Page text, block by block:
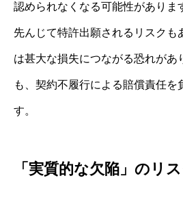
認められなくなる可能性がありま
先んじて特許出願されるリスクも
は甚大な損失につながる恐れがあ
も、契約不履行による賠償責任を
す。
「実質的な欠陥」のリ